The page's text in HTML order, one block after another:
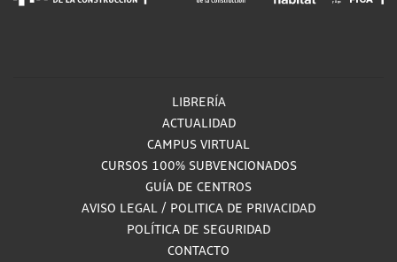
LIBRERÍA
ACTUALIDAD
CAMPUS VIRTUAL
CURSOS 100% SUBVENCIONADOS
GUÍA DE CENTROS
AVISO LEGAL / POLITICA DE PRIVACIDAD
POLÍTICA DE SEGURIDAD
CONTACTO